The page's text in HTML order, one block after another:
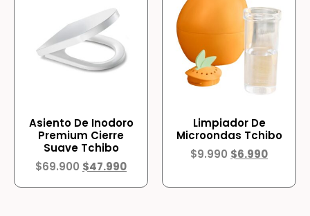
Asiento De Inodoro
Premium Cierre
Suave Tchibo
$69.900 $47.990
Limpiador De
Microondas Tchibo
$9.990 $6.990